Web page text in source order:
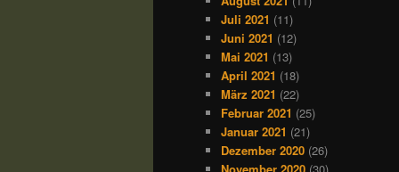
Juli 2021 (11)
Juni 2021 (12)
Mai 2021 (13)
April 2021 (18)
März 2021 (22)
Februar 2021 (25)
Januar 2021 (21)
Dezember 2020 (26)